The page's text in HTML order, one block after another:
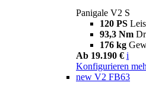
Panigale V2 S
120 PS
93,3 Nm
176 kg
Ab 19.190 € i
Konfigurieren
new V2 FB63